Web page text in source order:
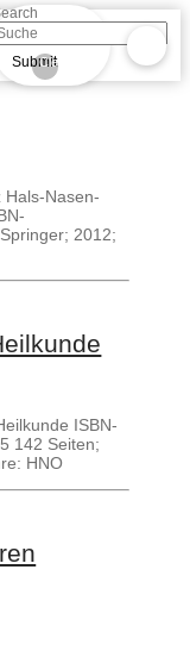
Submit
Clear
Nasen-
2012;
ISBN-
142 Seiten;
HNO